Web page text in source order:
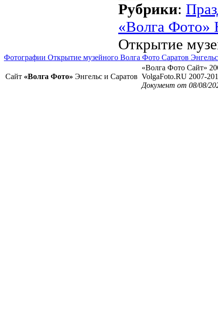
Рубрики:
«Волга Фото»
Открытие
Фотографии Открытие музейного Волга Фото Саратов Энгельс
Сайт «Волга Фото» Энгельс и Саратов
«Волга Фото Сайт»
VolgaFoto.RU 2007-
Документ от 08/08/